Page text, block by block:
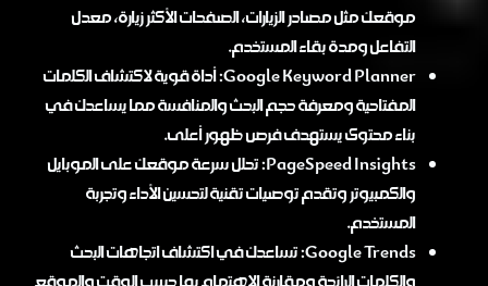
موقعك مثل مصادر الزيارات، الصفحات الأكثر زيارة، معدل
التفاعل ومدة بقاء المستخدم.
Google Keyword Planner: أداة قوية لاكتشاف الكلمات
المفتاحية ومعرفة حجم البحث والمنافسة مما يساعدك في
بناء محتوى يستهدف فرص ظهور أعلى.
PageSpeed Insights: تحلل سرعة موقعك على الموبايل
والكمبيوتر وتقدم توصيات تقنية لتحسين الأداء وتجربة
المستخدم.
Google Trends: تساعدك في اكتشاف اتجاهات البحث
والكلمات الرائجة ومقارنة الاهتمام بها حسب الوقت والموقع